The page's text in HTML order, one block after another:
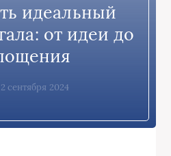
идеальный
от идеи до
2 сентября 2024